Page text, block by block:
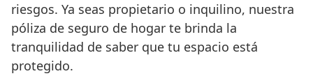
riesgos. Ya seas propietario o inquilino, nuestra
póliza de seguro de hogar te brinda la
tranquilidad de saber que tu espacio está
protegido.